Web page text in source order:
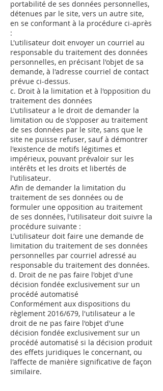
portabilité de ses données personnelles,
détenues par le site, vers un autre site,
en se conformant à la procédure ci-après
:
L'utilisateur doit envoyer un courriel au
responsable du traitement des données
personnelles, en précisant l'objet de sa
demande, à l'adresse courriel de contact
prévue ci-dessus.
c. Droit à la limitation et à l'opposition du
traitement des données
L'utilisateur a le droit de demander la
limitation ou de s'opposer au traitement
de ses données par le site, sans que le
site ne puisse refuser, sauf à démontrer
l'existence de motifs légitimes et
impérieux, pouvant prévaloir sur les
intérêts et les droits et libertés de
l'utilisateur.
Afin de demander la limitation du
traitement de ses données ou de
formuler une opposition au traitement
de ses données, l'utilisateur doit suivre la
procédure suivante :
L'utilisateur doit faire une demande de
limitation du traitement de ses données
personnelles par courriel adressé au
responsable du traitement des données.
d. Droit de ne pas faire l'objet d'une
décision fondée exclusivement sur un
procédé automatisé
Conformément aux dispositions du
règlement 2016/679, l'utilisateur a le
droit de ne pas faire l'objet d'une
décision fondée exclusivement sur un
procédé automatisé si la décision produit
des effets juridiques le concernant, ou
l'affecte de manière significative de façon
similaire.